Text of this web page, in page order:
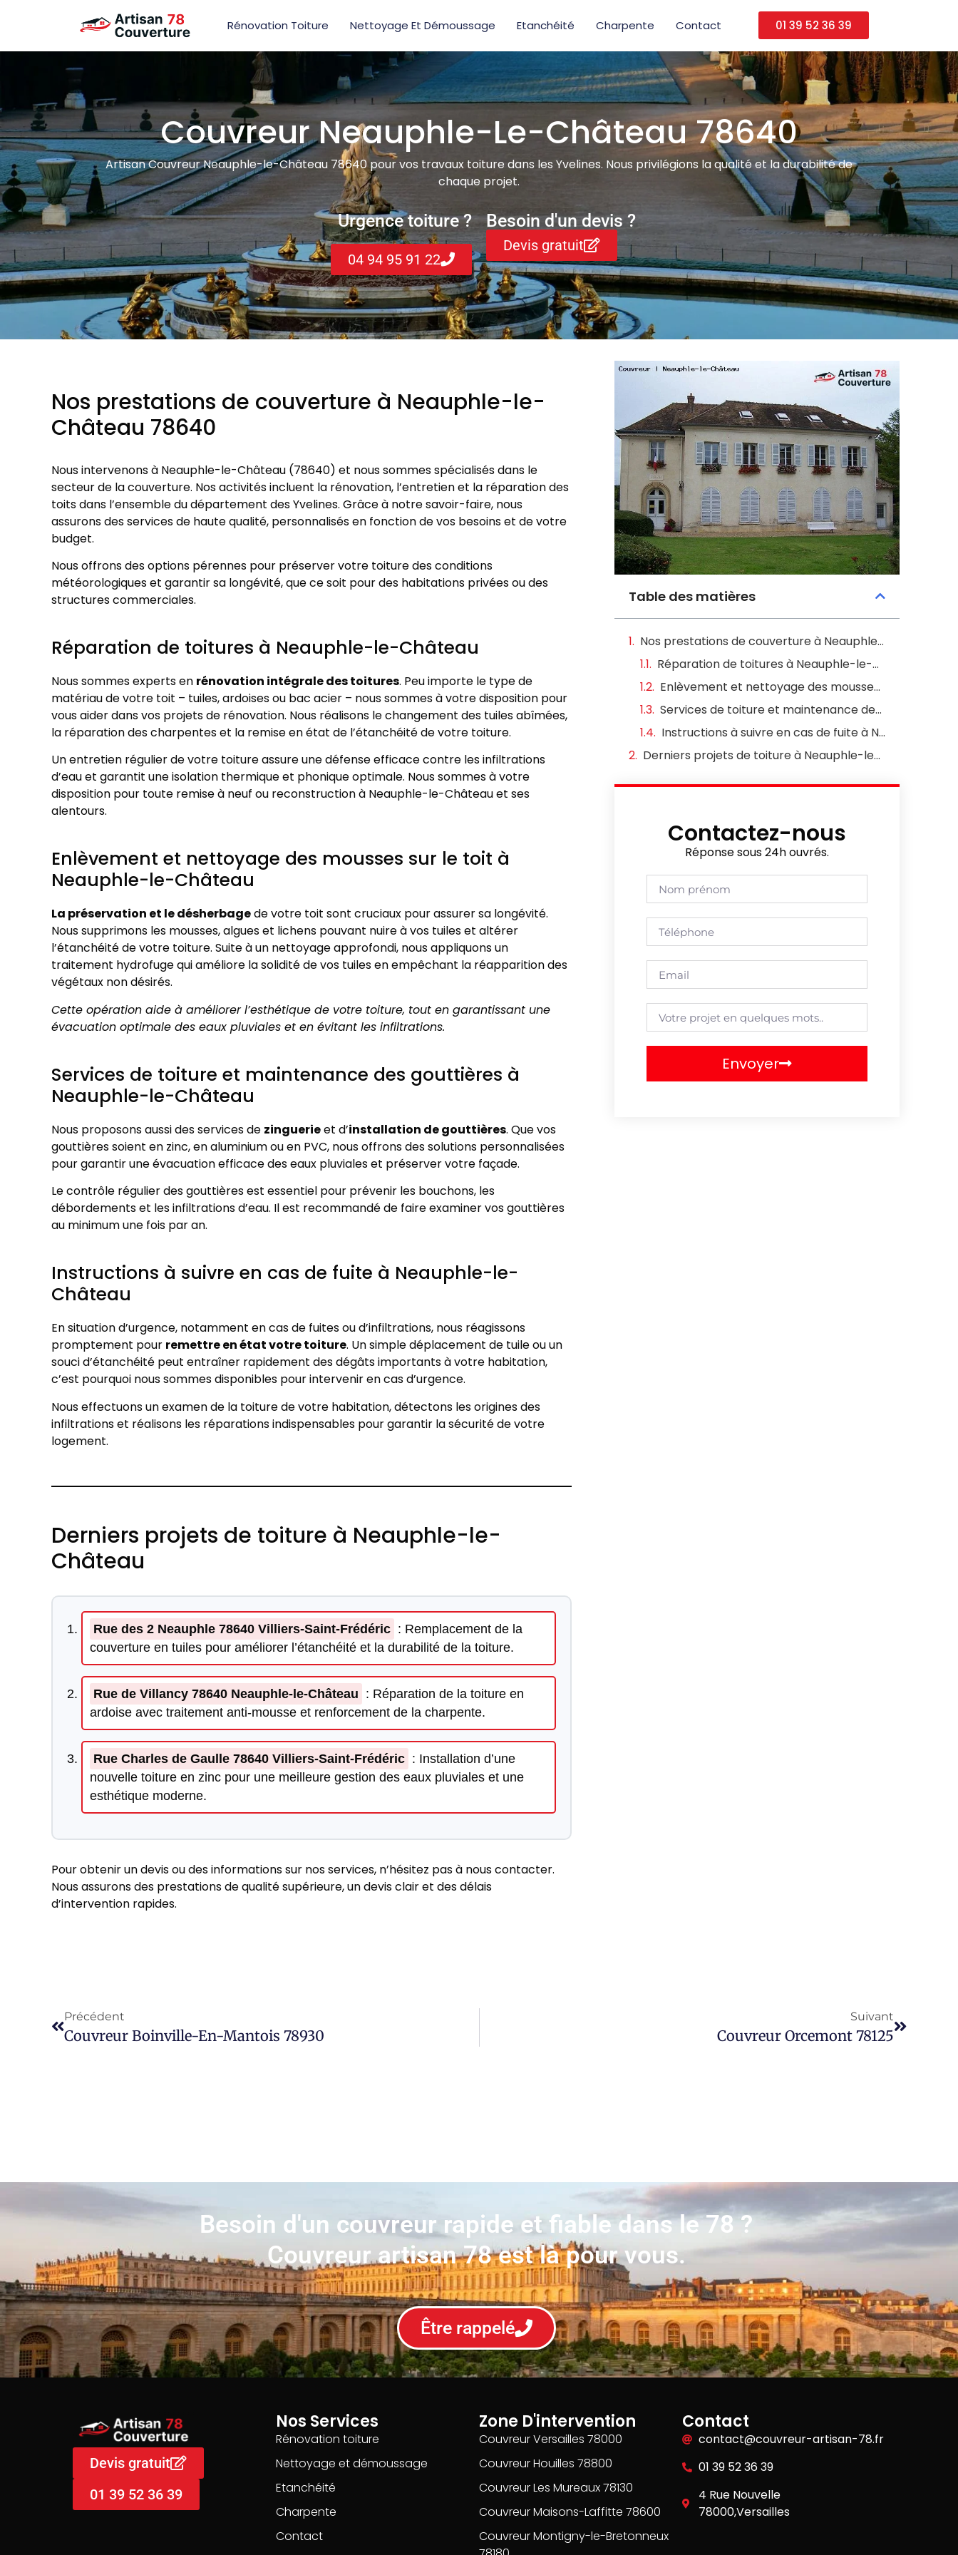
Rénovation Toiture Nettoyage Et Démoussage Etanchéité Charpente Contact 01 39 52 36 39
Couvreur Neauphle-Le-Château 78640
Artisan Couvreur Neauphle-le-Château 78640 pour vos travaux toiture dans les Yvelines. Nous privilégions la qualité et la durabilité de
chaque projet.
Urgence toiture ?
04 94 95 91 22
Besoin d'un devis ?
Devis gratuit
Nos prestations de couverture à Neauphle-le-
Château 78640
Nous intervenons à Neauphle-le-Château (78640) et nous sommes spécialisés dans le
secteur de la couverture. Nos activités incluent la rénovation, l’entretien et la réparation des
toits dans l’ensemble du département des Yvelines. Grâce à notre savoir-faire, nous
assurons des services de haute qualité, personnalisés en fonction de vos besoins et de votre
budget.
Nous offrons des options pérennes pour préserver votre toiture des conditions
météorologiques et garantir sa longévité, que ce soit pour des habitations privées ou des
structures commerciales.
Réparation de toitures à Neauphle-le-Château
Nous sommes experts en rénovation intégrale des toitures. Peu importe le type de
matériau de votre toit – tuiles, ardoises ou bac acier – nous sommes à votre disposition pour
vous aider dans vos projets de rénovation. Nous réalisons le changement des tuiles abîmées,
la réparation des charpentes et la remise en état de l’étanchéité de votre toiture.
Un entretien régulier de votre toiture assure une défense efficace contre les infiltrations
d’eau et garantit une isolation thermique et phonique optimale. Nous sommes à votre
disposition pour toute remise à neuf ou reconstruction à Neauphle-le-Château et ses
alentours.
Enlèvement et nettoyage des mousses sur le toit à
Neauphle-le-Château
La préservation et le désherbagede votre toit sont cruciaux pour assurer sa longévité.
Nous supprimons les mousses, algues et lichens pouvant nuire à vos tuiles et altérer
l’étanchéité de votre toiture. Suite à un nettoyage approfondi, nous appliquons un
traitement hydrofuge qui améliore la solidité de vos tuiles en empêchant la réapparition des
végétaux non désirés.
Cette opération aide à améliorer l’esthétique de votre toiture, tout en garantissant une
évacuation optimale des eaux pluviales et en évitant les infiltrations.
Services de toiture et maintenance des gouttières à
Neauphle-le-Château
Nous proposons aussi des services de zinguerieet d’installation de gouttières. Que vos
gouttières soient en zinc, en aluminium ou en PVC, nous offrons des solutions personnalisées
pour garantir une évacuation efficace des eaux pluviales et préserver votre façade.
Le contrôle régulier des gouttières est essentiel pour prévenir les bouchons, les
débordements et les infiltrations d’eau. Il est recommandé de faire examiner vos gouttières
au minimum une fois par an.
Instructions à suivre en cas de fuite à Neauphle-le-
Château
En situation d’urgence, notamment en cas de fuites ou d’infiltrations, nous réagissons
promptement pour remettre en état votre toiture. Un simple déplacement de tuile ou un
souci d’étanchéité peut entraîner rapidement des dégâts importants à votre habitation,
c’est pourquoi nous sommes disponibles pour intervenir en cas d’urgence.
Nous effectuons un examen de la toiture de votre habitation, détectons les origines des
infiltrations et réalisons les réparations indispensables pour garantir la sécurité de votre
logement.
Derniers projets de toiture à Neauphle-le-
Château
Rue des 2 Neauphle 78640 Villiers-Saint-Frédéric : Remplacement de la
couverture en tuiles pour améliorer l’étanchéité et la durabilité de la toiture.
Rue de Villancy 78640 Neauphle-le-Château : Réparation de la toiture en
ardoise avec traitement anti-mousse et renforcement de la charpente.
Rue Charles de Gaulle 78640 Villiers-Saint-Frédéric : Installation d’une
nouvelle toiture en zinc pour une meilleure gestion des eaux pluviales et une
esthétique moderne.
Pour obtenir un devis ou des informations sur nos services, n’hésitez pas à nous contacter.
Nous assurons des prestations de qualité supérieure, un devis clair et des délais
d’intervention rapides.
Table des matières
Nos prestations de couverture à Neauphle-le-Château 78640
Réparation de toitures à Neauphle-le-Château
Enlèvement et nettoyage des mousses sur le toit à Neauphle-le-Château
Services de toiture et maintenance des gouttières à Neauphle-le-Château
Instructions à suivre en cas de fuite à Neauphle-le-Château
Derniers projets de toiture à Neauphle-le-Château
Contactez-nous
Réponse sous 24h ouvrés.
Envoyer
Précédent
Couvreur Boinville-En-Mantois 78930
Suivant
Couvreur Orcemont 78125
Besoin d'un couvreur rapide et fiable dans le 78 ?
Couvreur artisan 78 est là pour vous.
Être rappelé
Contact
contact@couvreur-artisan-78.fr
01 39 52 36 39
4 Rue Nouvelle
78000,Versailles
Zone D'intervention
Couvreur Versailles 78000
Couvreur Houilles 78800
Couvreur Les Mureaux 78130
Couvreur Maisons-Laffitte 78600
Couvreur Montigny-le-Bretonneux
Nos Services
Rénovation toiture
Nettoyage et démoussage
Etanchéité
Charpente
Contact
Devis gratuit
01 39 52 36 39